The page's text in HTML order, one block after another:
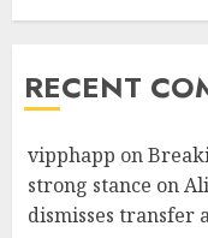
RECENT
vipphapp on
strong stance on
dismisses transfer